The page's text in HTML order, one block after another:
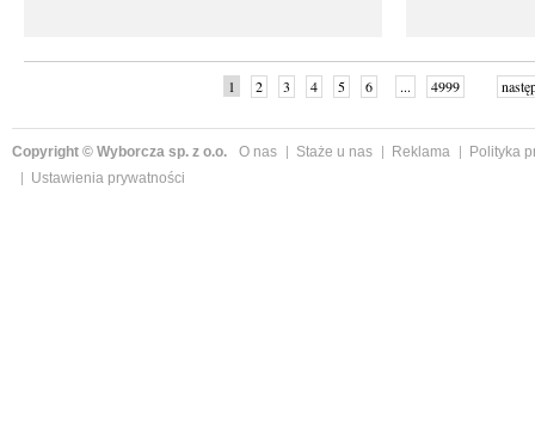
1 2 3 4 5 6 ... 4999
Copyright © Wyborcza sp. z o.o. O nas Staże u nas Reklama
Polityka
Ustawienia prywatności